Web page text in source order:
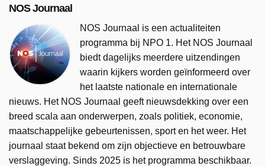
NOS Journaal
NOS Journaal is een actualiteiten
programma bij NPO 1. Het NOS Journaal
biedt dagelijks meerdere uitzendingen
waarin kijkers worden geïnformeerd over
het laatste nationale en internationale
nieuws. Het NOS Journaal geeft nieuwsdekking over een
breed scala aan onderwerpen, zoals politiek, economie,
maatschappelijke gebeurtenissen, sport en het weer. Het
journaal staat bekend om zijn objectieve en betrouwbare
verslaggeving. Sinds 2025 is het programma beschikbaar.